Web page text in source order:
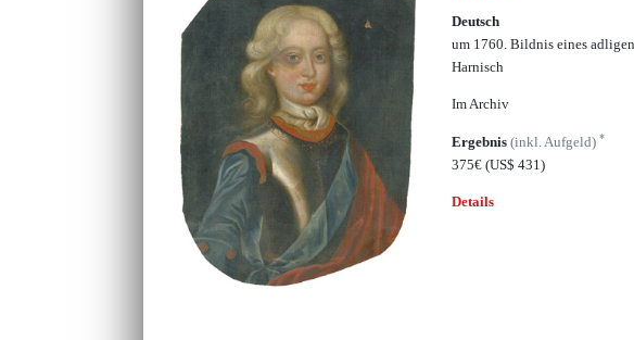
Deutsch
um 1760. Bildnis eines
Harnisch
Im Archiv
Ergebnis(inkl. Aufgeld)*
375€(US$ 431)
Details